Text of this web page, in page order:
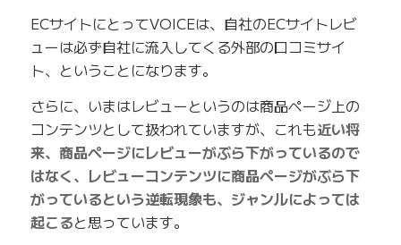
ECサイトにとってVOICEは、自社のECサイトレビ
ューは必ず自社に流入してくる外部の口コミサイ
ト、ということになります。
さらに、いまはレビューというのは商品ページ上の
コンテンツとして扱われていますが、これも近い将
来、商品ページにレビューがぶら下がっているので
はなく、レビューコンテンツに商品ページがぶら下
がっているという逆転現象も、ジャンルによっては
起こると思っています。